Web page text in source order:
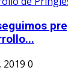
2019 0